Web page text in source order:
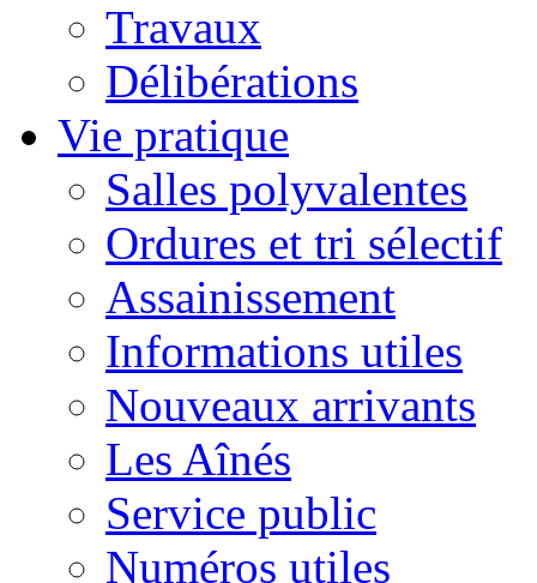
Travaux
Délibérations
Vie pratique
Salles polyvalentes
Ordures et tri sélectif
Assainissement
Informations utiles
Nouveaux arrivants
Les Aînés
Service public
Numéros utiles